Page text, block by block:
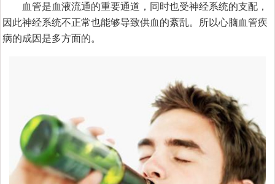
血管是血液流通的重要通道，同时也受神经系统的支配，
因此神经系统不正常也能够导致供血的紊乱。所以心脑血管疾
病的成因是多方面的。